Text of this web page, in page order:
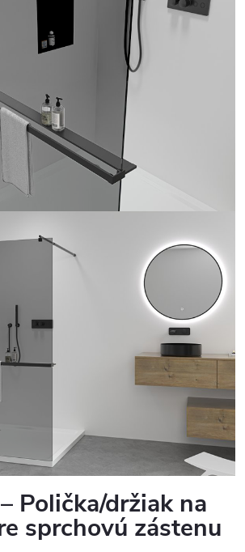
Polička/držiak na
sprchovú zástenu